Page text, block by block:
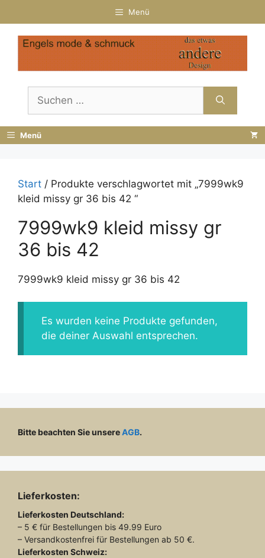
Inhalt
springen
Menü
nach:
Menü
Start / Produkte verschlagwortet mit „7999wk9
kleid missy gr 36 bis 42 “
7999wk9 kleid missy gr
36 bis 42
7999wk9 kleid missy gr 36 bis 42
Es wurden keine Produkte gefunden,
die deiner Auswahl entsprechen.
Bitte beachten Sie unsereAGB.
Lieferkosten:
Lieferkosten Deutschland:
– 5 € für Bestellungen bis 49.99 Euro
– Versandkostenfrei für Bestellungen ab 50 €.
Lieferkosten Schweiz: